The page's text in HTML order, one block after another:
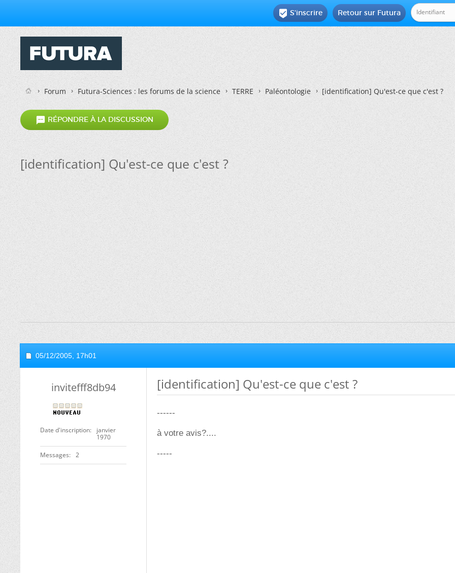
Retour sur Futura
 S'inscrire
Forum Futura-Sciences : les forums de la science TERRE Paléontologie [identification] Qu'est-ce que c'est ?
 RÉPONDRE À LA DISCUSSION
[identification] Qu'est-ce que c'est ?
05/12/2005, 17h01
invitefff8db94
Date d'inscription
janvier
1970
Messages 2
[identification] Qu'est-ce que c'est ?
------
à votre avis?....
-----